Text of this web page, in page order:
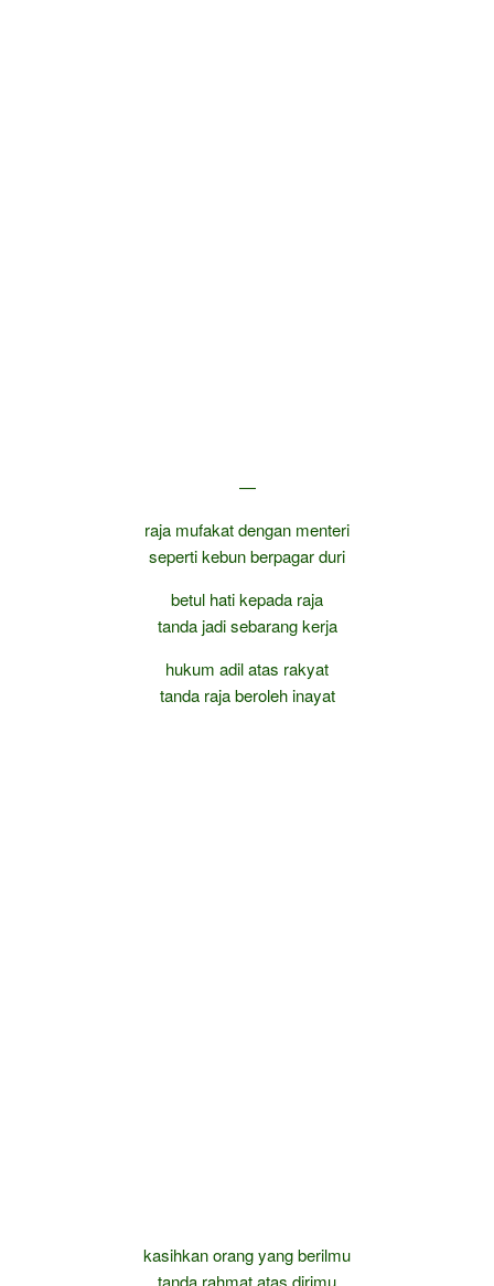
—
raja mufakat dengan menteri
seperti kebun berpagar duri
betul hati kepada raja
tanda jadi sebarang kerja
hukum adil atas rakyat
tanda raja beroleh inayat
kasihkan orang yang berilmu
tanda rahmat atas dirimu